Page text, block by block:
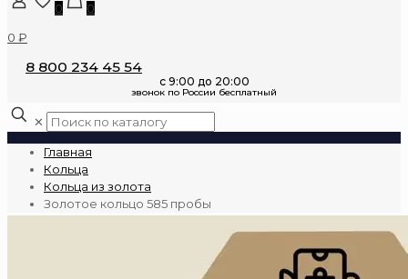
0
0
0 ₽
8 800 234 45 54
✕
Главная
Кольца
Кольца из золота
Золотое кольцо 585 пробы